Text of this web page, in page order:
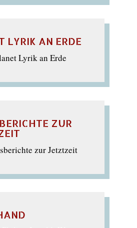
LYRIK AN ERDE
ZUR